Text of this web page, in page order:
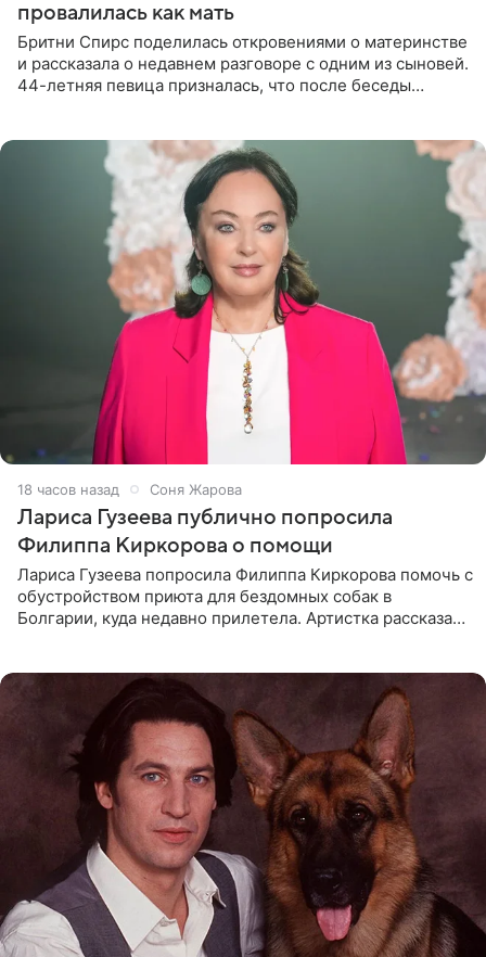
провалилась как мать
Бритни Спирс поделилась откровениями о материнстве
и рассказала о недавнем разговоре с одним из сыновей.
44-летняя певица призналась, что после беседы
18 часов назад Соня Жарова
Лариса Гузеева публично попросила
Филиппа Киркорова о помощи
Лариса Гузеева попросила Филиппа Киркорова помочь с
обустройством приюта для бездомных собак в
Болгарии, куда недавно прилетела. Артистка рассказала